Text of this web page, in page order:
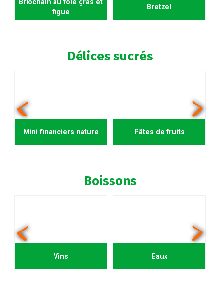
Briochain au foie gras et
figue
Bretzel
Délices sucrés
Mini financiers nature Pâtes de fruits
Boissons
Vins Eaux